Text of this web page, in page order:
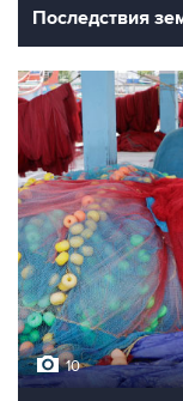
Последствия
10